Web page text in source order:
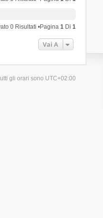
0 Risultati •Pagina1 Di1
Vai A
gli orari sono UTC+02:00